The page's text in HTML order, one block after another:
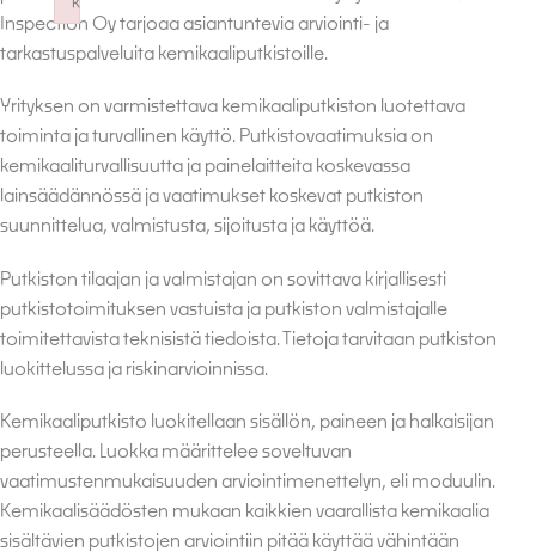
Inspection Oy tarjoaa asiantuntevia arviointi- ja
tarkastuspalveluita kemikaaliputkistoille.
Yrityksen on varmistettava kemikaaliputkiston luotettava
toiminta ja turvallinen käyttö. Putkistovaatimuksia on
kemikaaliturvallisuutta ja painelaitteita koskevassa
lainsäädännössä ja vaatimukset koskevat putkiston
suunnittelua, valmistusta, sijoitusta ja käyttöä.
Putkiston tilaajan ja valmistajan on sovittava kirjallisesti
putkistotoimituksen vastuista ja putkiston valmistajalle
toimitettavista teknisistä tiedoista. Tietoja tarvitaan putkiston
luokittelussa ja riskinarvioinnissa.
Kemikaaliputkisto luokitellaan sisällön, paineen ja halkaisijan
perusteella. Luokka määrittelee soveltuvan
vaatimustenmukaisuuden arviointimenettelyn, eli moduulin.
Kemikaalisäädösten mukaan kaikkien vaarallista kemikaalia
sisältävien putkistojen arviointiin pitää käyttää vähintään
Failed to initialize plugin: wplink